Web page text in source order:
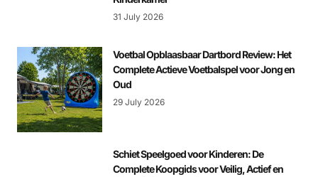
31 July 2026
Voetbal Opblaasbaar Dartbord Review: Het
Complete Actieve Voetbalspel voor Jong en
Oud
29 July 2026
Schiet Speelgoed voor Kinderen: De
Complete Koopgids voor Veilig, Actief en